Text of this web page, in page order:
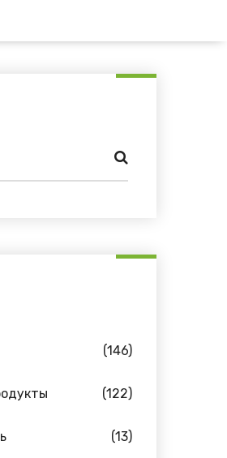
(146)
(122)
(13)